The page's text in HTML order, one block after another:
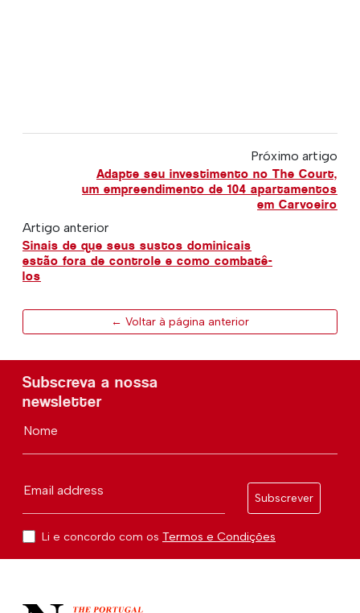
Próximo artigo
Adapte seu investimento no The Court,
um empreendimento de 104 apartamentos
em Carvoeiro
Artigo anterior
Sinais de que seus sustos dominicais
estão fora de controle e como combatê-
los
← Voltar à página anterior
Subscreva a nossa
newsletter
Nome
Email address
Subscrever
Li e concordo com os Termos e Condições